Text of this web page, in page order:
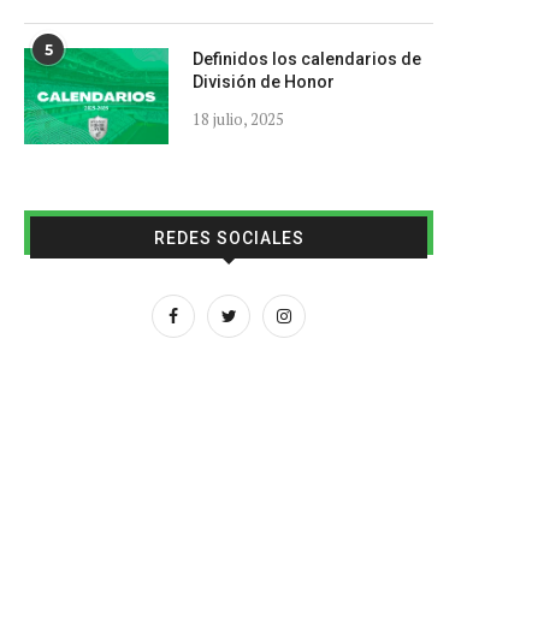
5
Definidos los calendarios de
División de Honor
18 julio, 2025
REDES SOCIALES